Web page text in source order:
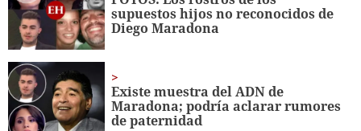
supuestos hijos no reconocidos de
Diego Maradona
Existe muestra del ADN de
Maradona; podría aclarar rumores
de paternidad